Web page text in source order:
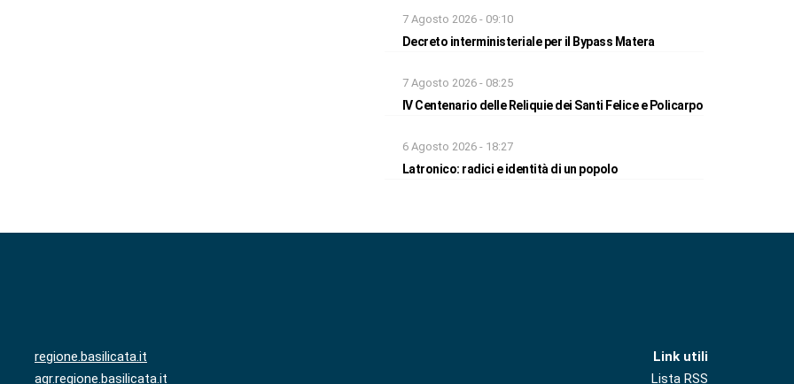
7 Agosto 2026 - 09:10
Decreto interministeriale per il Bypass Matera
7 Agosto 2026 - 08:25
IV Centenario delle Reliquie dei Santi Felice e Policarpo
6 Agosto 2026 - 18:27
Latronico: radici e identità di un popolo
regione.basilicata.it
agr.regione.basilicata.it
Link utili
Lista RSS